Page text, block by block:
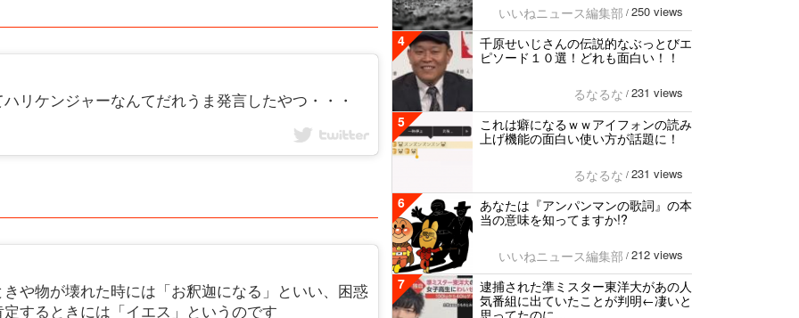
リケンジャーなんてだれうま発言したやつ・・・
や物が壊れた時には「お釈迦になる」といい、困惑
するときには「イエス」というのです
いいねニュース編集部 / 250 views
4
千原せいじさんの伝説的なぶっとびエ
ピソード１０選！どれも面白い！！
るなるな / 231 views
5
これは癖になるｗｗアイフォンの読み
上げ機能の面白い使い方が話題に！
るなるな / 231 views
6
あなたは『アンパンマンの歌詞』の本
当の意味を知ってますか!?
いいねニュース編集部 / 212 views
7
逮捕された準ミスター東洋大があの人
気番組に出ていたことが判明←凄いと
思ってたのに…